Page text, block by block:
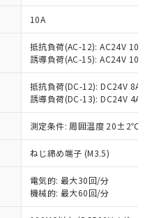
10A
抵抗負荷(AC-12): AC24V 10A/
誘導負荷(AC-15): AC24V
抵抗負荷(DC-12): DC24V 8A/
誘導負荷(DC-13): DC24V 4A/
測定条件: 周囲温度 20±2℃、
ねじ締め端子 (M3.5)
電気的: 最大30回/分
機械的: 最大60回/分
だき、同意のうえ
社制御機器事業取扱
況および標準価格
いただくもので
取扱商品の中には、
さい。
準価格照会結果は、
日時点での社内デー
れるものであり、閲
指令（10物質）の
、対応品を出す予
指令（10物質）の
中または確認中の
など無形物で、有
商品です。
非含有部品として
明した場合などや
あります。
1000ppm以下、 カド
有率が中国RoHSの
示します。
有率が中国RoHSの
を示します。
社販売部門へお問
T26572)：
社製品のうち、外国
易法に定める商品
」という）を輸出
供する場合は、日本
(または役務取引許